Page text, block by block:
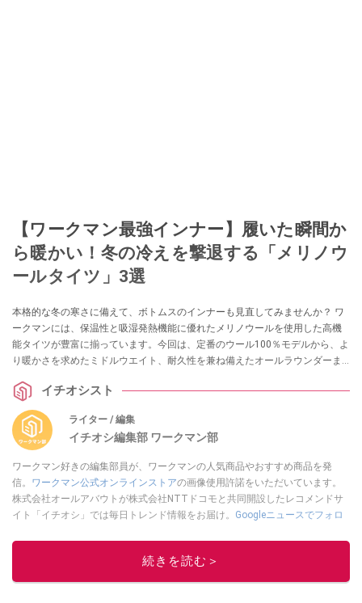
【ワークマン最強インナー】履いた瞬間か
ら暖かい！冬の冷えを撃退する「メリノウ
ールタイツ」3選
本格的な冬の寒さに備えて、ボトムスのインナーも見直してみませんか？ ワ
ークマンには、保温性と吸湿発熱機能に優れたメリノウールを使用した高機
能タイツが豊富に揃っています。今回は、定番のウール100％モデルから、よ
り暖かさを求めたミドルウエイト、耐久性を兼ね備えたオールラウンダーま
イチオシスト
ライター / 編集
イチオシ編集部 ワークマン部
ワークマン好きの編集部員が、ワークマンの人気商品やおすすめ商品を発
信。 ワークマン公式オンラインストアの画像使用許諾をいただいています。
株式会社オールアバウトが株式会社NTTドコモと共同開設したレコメンドサ
イト「イチオシ」では毎日トレンド情報をお届け。 Googleニュースでフォロ
このイチオシストの他の記事を読む
続きを読む＞